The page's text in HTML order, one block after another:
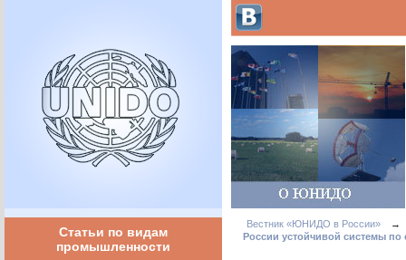
Статьи по видам
промышленности
Вестник «ЮНИДО в России»
→
России устойчивой системы